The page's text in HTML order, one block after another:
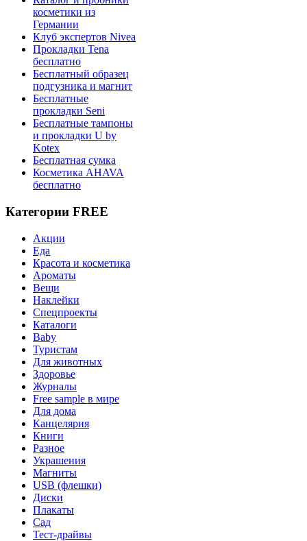
косметики из
Германии
Клуб экспертов Nivea
Прокладки Tena
бесплатно
Бесплатный образец
подгузника и магнит
Бесплатные
прокладки Seni
Бесплатные тампоны
и прокладки U by
Kotex
Бесплатная сумка
Косметика AHAVA
бесплатно
Категории FREE
Акции
Еда
Красота и косметика
Ароматы
Вещи
Наклейки
Спецпроекты
Каталоги
Baby
Туристам
Для животных
Здоровье
Журналы
Free sample в мире
Для дома
Канцелярия
Книги
Разное
Украшения
Магниты
USB (флешки)
Диски
Плакаты
Сад
Тест-драйвы